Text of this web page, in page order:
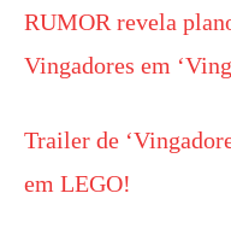
RUMOR revela
Vingadores em
Trailer de
em LEGO!